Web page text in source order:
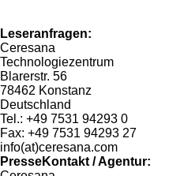
Leseranfragen:
Ceresana
Technologiezentrum
Blarerstr. 56
78462 Konstanz
Deutschland
Tel.: +49 7531 94293 0
Fax: +49 7531 94293 27
info(at)ceresana.com
PresseKontakt / Agentur: